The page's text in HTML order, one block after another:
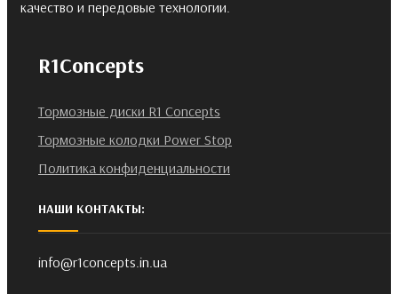
качество и передовые технологии.
R1Concepts
Тормозные диски R1 Concepts
Тормозные колодки Power Stop
Политика конфиденциальности
НАШИ КОНТАКТЫ:
info@r1concepts.in.ua